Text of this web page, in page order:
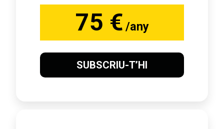
75 € /any
SUBSCRIU-T’HI